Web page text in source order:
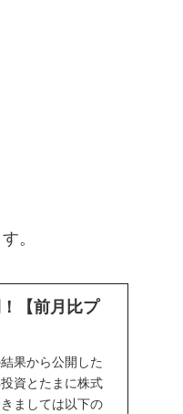
。
【前月比プ
果から公開した
資とたまに株式
ましては以下の